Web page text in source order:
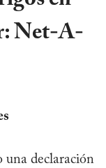
Net-A-
una declaración